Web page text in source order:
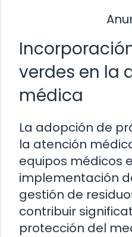
verdes en la
médica
La adopción de
la atención
equipos médicos
implementación
gestión de
contribuir
protección del